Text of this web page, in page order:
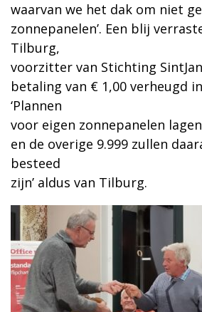
waarvan we het dak om niet
zonnepanelen’. Een blij
Tilburg,
voorzitter van Stichting
betaling van € 1,00 verheugd
‘Plannen
voor eigen zonnepanelen
en de overige 9.999 zullen
besteed
zijn’ aldus van Tilburg.